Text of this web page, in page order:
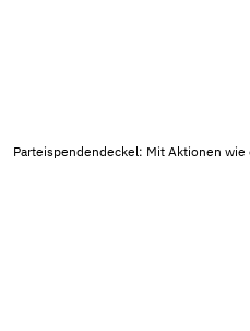
Unsere
Parteispendendeckel: Mit Aktionen